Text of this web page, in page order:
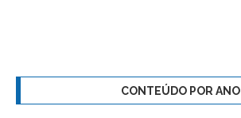
CONTEÚDO POR ANO